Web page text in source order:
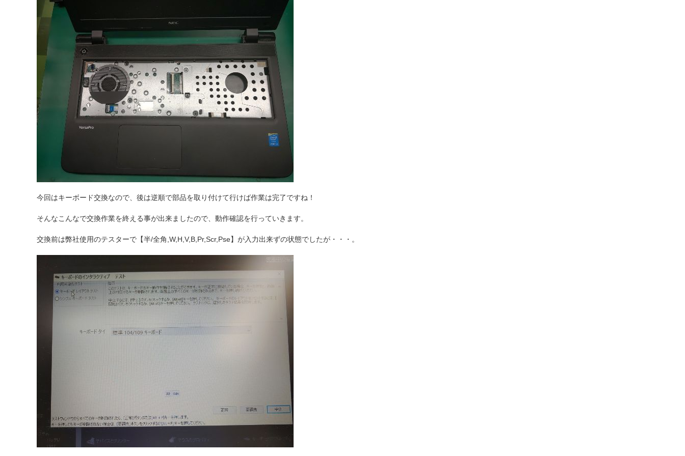
今回はキーボード交換なので、後は逆順で部品を取り付けて行けば作業は完了ですね！
そんなこんなで交換作業を終える事が出来ましたので、動作確認を行っていきます。
交換前は弊社使用のテスターで【半/全角,W,H,V,B,Pr,Scr,Pse】が入力出来ずの状態でしたが・・・。